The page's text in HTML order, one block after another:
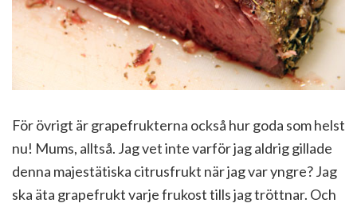
För övrigt är grapefrukterna också hur goda som helst
nu! Mums, alltså. Jag vet inte varför jag aldrig gillade
denna majestätiska citrusfrukt när jag var yngre? Jag
ska äta grapefrukt varje frukost tills jag tröttnar. Och